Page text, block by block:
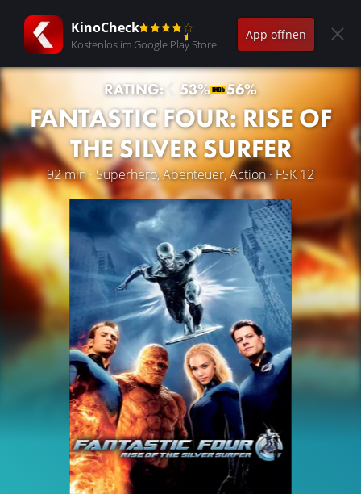
KinoCheck
Kostenlos im Google Play Store
App öffnen
RATING: 53% 56%
FANTASTIC FOUR: RISE OF
THE SILVER SURFER
92 min · Superhero, Abenteuer, Action · FSK 12